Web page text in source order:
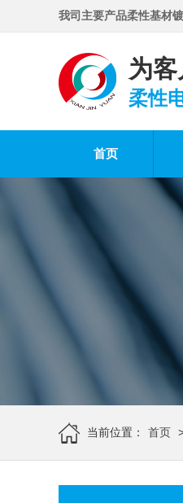
我司主要产品柔性基材
为
柔性
首页
当前位置： 首页